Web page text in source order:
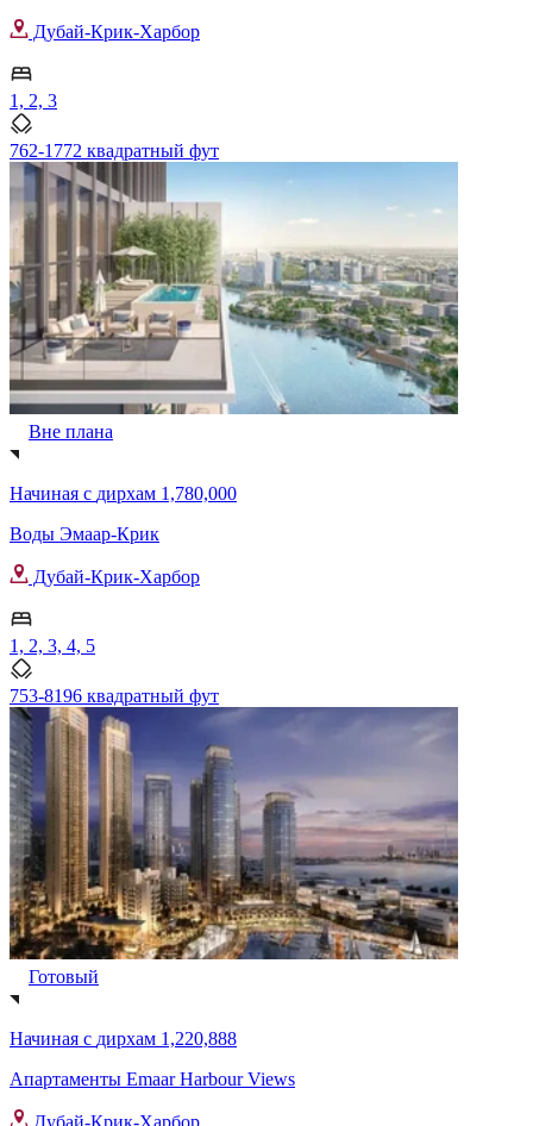
Дубай-Крик-Харбор
1, 2, 3
762-1772 квадратный фут
Вне плана
Начиная с дирхам 1,780,000
Воды Эмаар-Крик
Дубай-Крик-Харбор
1, 2, 3, 4, 5
753-8196 квадратный фут
Готовый
Начиная с дирхам 1,220,888
Апартаменты Emaar Harbour Views
Дубай-Крик-Харбор